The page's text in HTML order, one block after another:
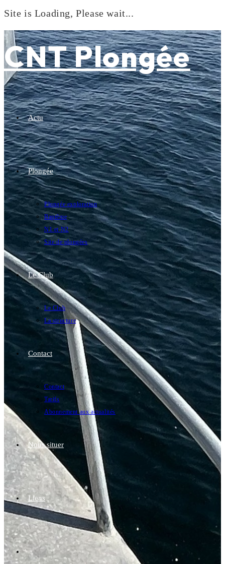
Site is Loading, Please wait...
to
content
CNT Plongée
Actu
Plongée
Plongée exploration
Baptême
N1 et N2
Site de plongées
Le Club
Le Club
La structure
Contact
Contact
Tarifs
Abonnement aux actualités
Nous situer
Liens
Toggle